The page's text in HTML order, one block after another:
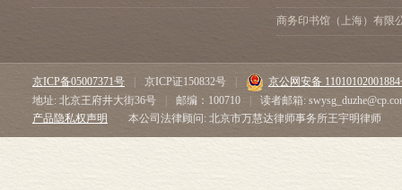
中国心理学美学的人文主
论卡夫卡《一份为某科学
•文献学研究•
商务印书馆（上海）有限
京ICP备05007371号 京ICP证150832号
京公网安备
地址: 北京王府井大街36号
邮编：100710
读者邮箱:
产品隐私权声明
本公司法律顾问: 北京市万慧达律师事务所王宇明律师